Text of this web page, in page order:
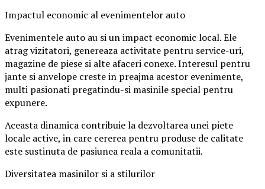
Impactul economic al evenimentelor auto
Evenimentele auto au si un impact economic local. Ele
atrag vizitatori, genereaza activitate pentru service-uri,
magazine de piese si alte afaceri conexe. Interesul pentru
jante si anvelope creste in preajma acestor evenimente,
multi pasionati pregatindu-si masinile special pentru
expunere.
Aceasta dinamica contribuie la dezvoltarea unei piete
locale active, in care cererea pentru produse de calitate
este sustinuta de pasiunea reala a comunitatii.
Diversitatea masinilor si a stilurilor